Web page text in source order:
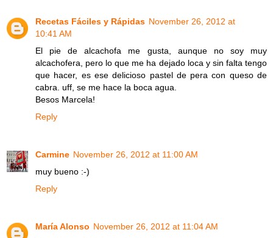
Recetas Fáciles y Rápidas November 26, 2012 at
10:41 AM
El pie de alcachofa me gusta, aunque no soy muy
alcachofera, pero lo que me ha dejado loca y sin falta tengo
que hacer, es ese delicioso pastel de pera con queso de
cabra. uff, se me hace la boca agua.
Besos Marcela!
Reply
Carmine November 26, 2012 at 11:00 AM
muy bueno :-)
Reply
María Alonso November 26, 2012 at 11:04 AM